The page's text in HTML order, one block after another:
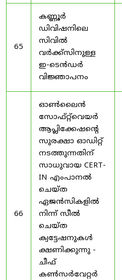
65
കണ്ണൂർ
ഡിവിഷനിലെ
സിവിൽ
വർക്ക്സിനുള്ള
ഇ-ടെൻഡർ
വിജ്ഞാപനം
66
ഓൺലൈൻ
സോഫ്റ്റ്‌വെയർ
ആപ്ലിക്കേഷന്റെ
സുരക്ഷാ ഓഡിറ്റ്
നടത്തുന്നതിന്
സാധുവായ CERT-
IN എംപാനൽ
ചെയ്ത
ഏജൻസികളിൽ
നിന്ന് സീൽ
ചെയ്ത
ക്വട്ടേഷനുകൾ
ക്ഷണിക്കുന്നു -
ചീഫ്
കൺസർവേറ്റർ